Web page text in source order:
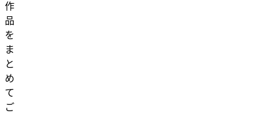
作
品
を
ま
と
め
て
ご